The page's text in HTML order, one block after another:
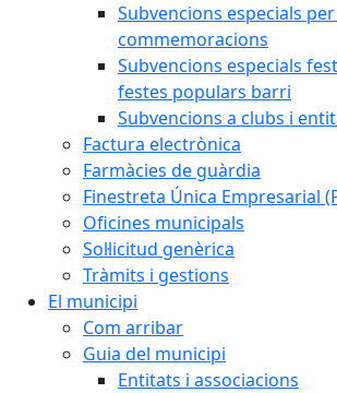
Subvencions especials
commemoracions
Subvencions especials
festes populars barri
Subvencions a clubs i
Factura electrònica
Farmàcies de guàrdia
Finestreta Única Empresarial
Oficines municipals
Sol·licitud genèrica
Tràmits i gestions
El municipi
Com arribar
Guia del municipi
Entitats i associacions